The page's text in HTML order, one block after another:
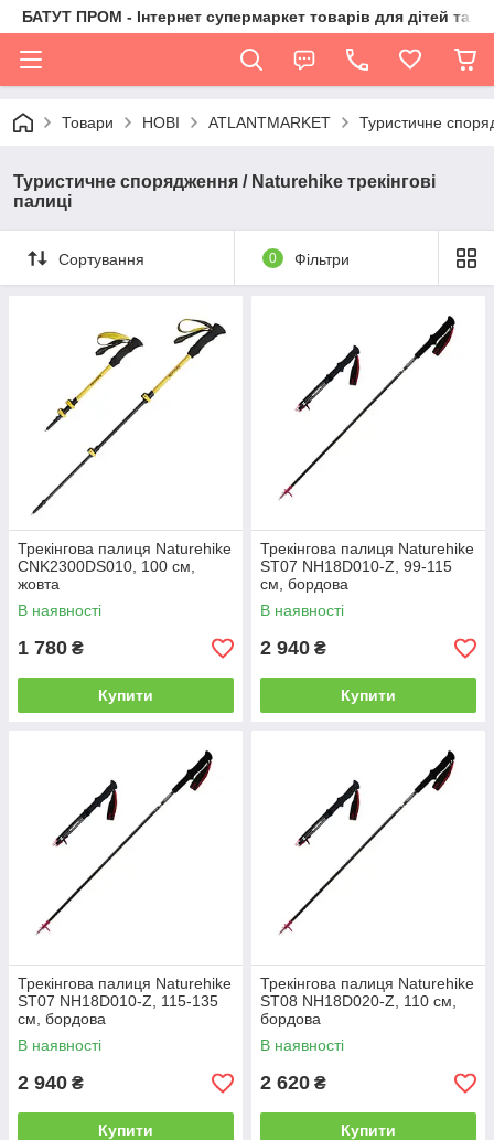
БАТУТ ПРОМ - Інтернет супермаркет товарів для дітей та їх
Товари НОВІ ATLANTMARKET Туристичне
Туристичне спорядження / Naturehike трекінгові
палиці
Сортування 0 Фільтри
Трекінгова палиця Naturehike
CNK2300DS010, 100 см,
жовта
В наявності
1 780 ₴
Купити
Трекінгова палиця Naturehike
ST07 NH18D010-Z, 99-115
см, бордова
В наявності
2 940 ₴
Купити
Трекінгова палиця Naturehike
ST07 NH18D010-Z, 115-135
см, бордова
В наявності
2 940 ₴
Купити
Трекінгова палиця Naturehike
ST08 NH18D020-Z, 110 см,
бордова
В наявності
2 620 ₴
Купити